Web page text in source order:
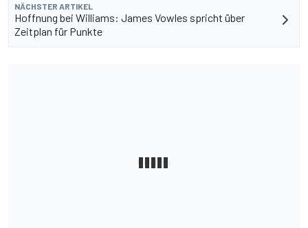
NÄCHSTER ARTIKEL
Hoffnung bei Williams: James Vowles spricht über
Zeitplan für Punkte